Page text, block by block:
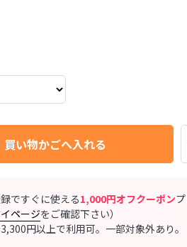
買い物かごへ入れる
ですぐに使える1,000円オフクーポン
ページをご確認下さい）
円以上で利用可。一部対象外あり。